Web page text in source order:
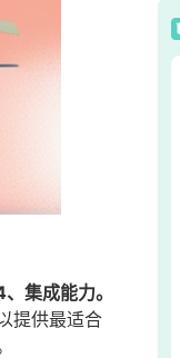
集成能力。
提供最适合